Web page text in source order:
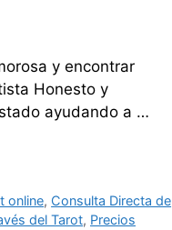
y encontrar
Honesto y
ayudando a …
online, Consulta Directa de
del Tarot, Precios